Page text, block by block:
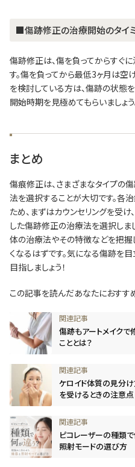
■傷跡修正の治療開始のタイ
傷跡修正は、傷を負ってからすぐ
す。傷を負ってから最低3ヶ月は
を検討している方は、傷跡の状態
開始時期を見極めてもらいましょう
まとめ
傷痕修正は、さまざまなタイプの
法を選択することが大切です。各
ため、まずはカウンセリングを受
した傷跡修正の治療法を選択しま
体の治療法やその特徴などを把握
くなるはずです。気になる傷跡を
目指しましょう！
この記事を読んだあなたにおすす
傷跡もアートメイクで
こととは？
ケロイド体質の見分
を受けるときの注意点
ピコレーザーの種類
照射モードの選び方